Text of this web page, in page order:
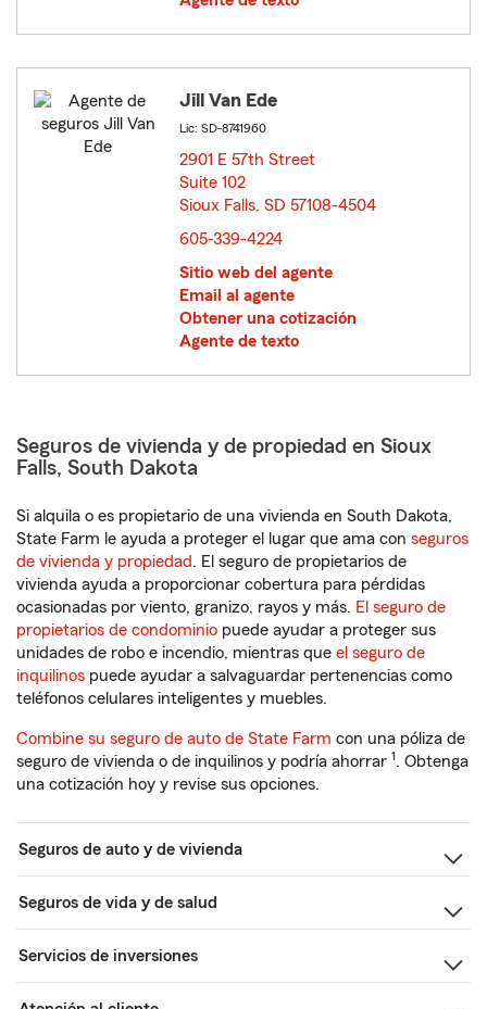
Jill Van Ede
Lic: SD-8741960
2901 E 57th Street
Suite 102
Sioux Falls, SD 57108-4504
605-339-4224
Sitio web del agente
Email al agente
Obtener una cotización
Agente de texto
Seguros de vivienda y de propiedad en Sioux
Falls, South Dakota
Si alquila o es propietario de una vivienda en South Dakota,
State Farm le ayuda a proteger el lugar que ama con seguros
de vivienda y propiedad. El seguro de propietarios de
vivienda ayuda a proporcionar cobertura para pérdidas
ocasionadas por viento, granizo, rayos y más. El seguro de
propietarios de condominio puede ayudar a proteger sus
unidades de robo e incendio, mientras que el seguro de
inquilinos puede ayudar a salvaguardar pertenencias como
teléfonos celulares inteligentes y muebles.
Combine su seguro de auto de State Farm con una póliza de
seguro de vivienda o de inquilinos y podría ahorrar 1. Obtenga
una cotización hoy y revise sus opciones.
Seguros de auto y de vivienda
Seguros de vida y de salud
Servicios de inversiones